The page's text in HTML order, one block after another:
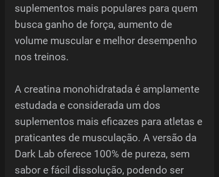
suplementos mais populares para quem
busca ganho de força, aumento de
volume muscular e melhor desempenho
nos treinos.
A creatina monohidratada é amplamente
estudada e considerada um dos
suplementos mais eficazes para atletas e
praticantes de musculação. A versão da
Dark Lab oferece 100% de pureza, sem
sabor e fácil dissolução, podendo ser